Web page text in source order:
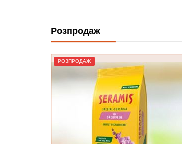
Розпродаж
РОЗПРОДАЖ